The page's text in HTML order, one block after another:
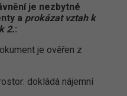
je nezbytné
a prokázat vztah k
2.:
je ověřen z
dokládá nájemní